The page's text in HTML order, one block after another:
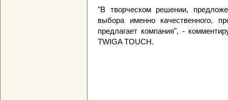
"В творческом решении,
выбора именно качественного,
предлагает компания", -
TWIGA TOUCH.